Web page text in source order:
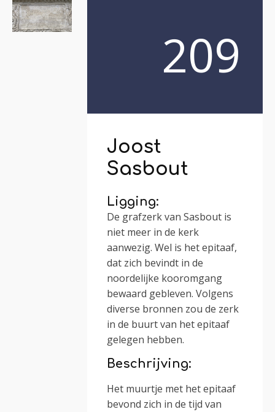
209
Joost
Sasbout
Ligging:
De grafzerk van Sasbout is
niet meer in de kerk
aanwezig. Wel is het epitaaf,
dat zich bevindt in de
noordelijke kooromgang
bewaard gebleven. Volgens
diverse bronnen zou de zerk
in de buurt van het epitaaf
gelegen hebben.
Beschrijving:
Het muurtje met het epitaaf
bevond zich in de tijd van